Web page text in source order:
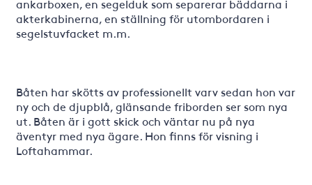
ankarboxen, en segelduk som separerar bäddarna i
akterkabinerna, en ställning för utombordaren i
segelstuvfacket m.m.
Båten har skötts av professionellt varv sedan hon var
ny och de djupblå, glänsande friborden ser som nya
ut. Båten är i gott skick och väntar nu på nya
äventyr med nya ägare. Hon finns för visning i
Loftahammar.